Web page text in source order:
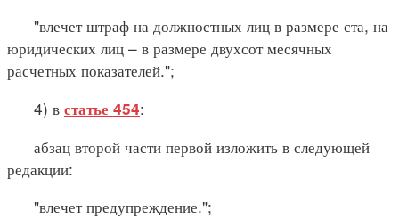
"влечет штраф на должностных лиц в размере ста, на
юридических лиц – в размере двухсот месячных
расчетных показателей.";
4) в статье 454:
абзац второй части первой изложить в следующей
редакции:
"влечет предупреждение.";